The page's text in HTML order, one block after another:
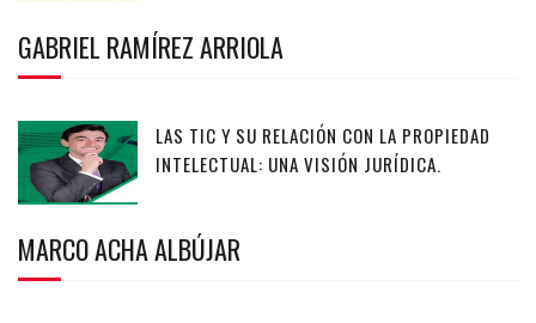
GABRIEL RAMÍREZ ARRIOLA
LAS TIC Y SU RELACIÓN CON LA PROPIEDAD
INTELECTUAL: UNA VISIÓN JURÍDICA.
MARCO ACHA ALBÚJAR